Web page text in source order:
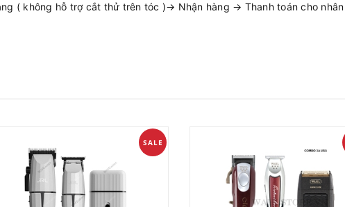
( không hỗ trợ cắt thử trên tóc )→ Nhận hàng → Thanh toán cho
SALE